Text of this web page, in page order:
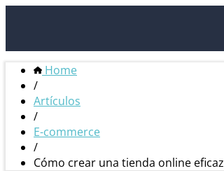
Home
/
Artículos
/
E-commerce
/
Cómo crear una tienda online eficaz